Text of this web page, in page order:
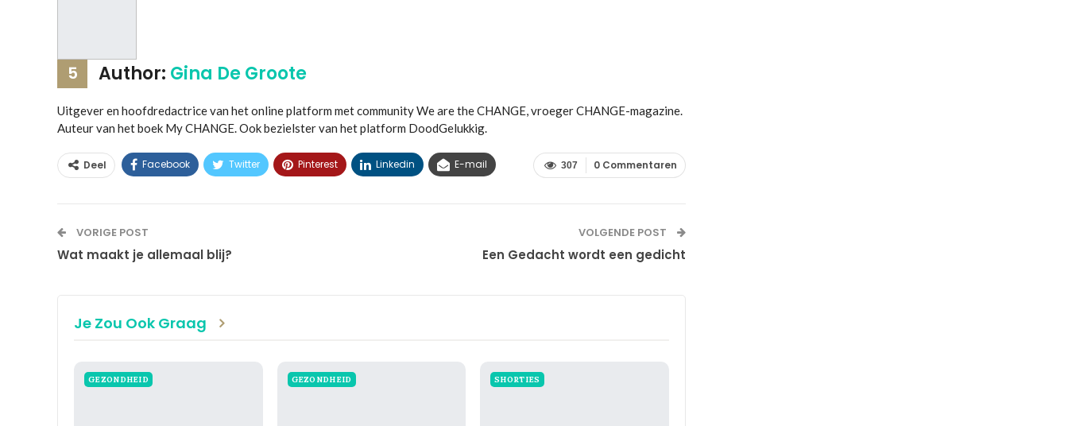
5 Author: Gina De Groote
Uitgever en hoofdredactrice van het online platform met community We are the CHANGE, vroeger CHANGE-magazine.
Auteur van het boek My CHANGE. Ook bezielster van het platform DoodGelukkig.
0 Commentaren
307
Deel Facebook Twitter Pinterest Linkedin E-mail
VORIGE POST
Wat maakt je allemaal blij?
VOLGENDE POST
Een Gedacht wordt een gedicht
Je Zou Ook Graag
GEZONDHEID GEZONDHEID SHORTIES